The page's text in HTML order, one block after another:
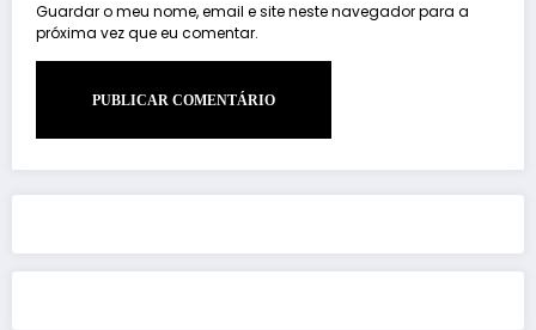
Guardar o meu nome, email e site neste navegador para a
próxima vez que eu comentar.